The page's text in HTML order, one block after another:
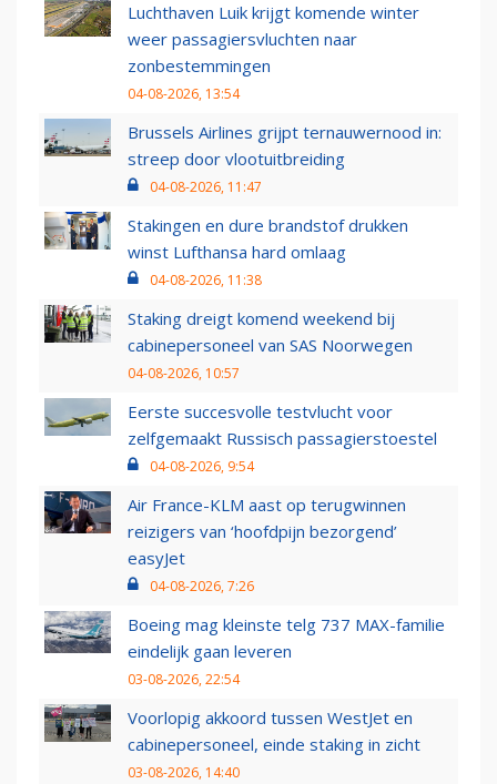
Luchthaven Luik krijgt komende winter
weer passagiersvluchten naar
zonbestemmingen
04-08-2026, 13:54
Brussels Airlines grijpt ternauwernood in:
streep door vlootuitbreiding
04-08-2026, 11:47
Stakingen en dure brandstof drukken
winst Lufthansa hard omlaag
04-08-2026, 11:38
Staking dreigt komend weekend bij
cabinepersoneel van SAS Noorwegen
04-08-2026, 10:57
Eerste succesvolle testvlucht voor
zelfgemaakt Russisch passagierstoestel
04-08-2026, 9:54
Air France-KLM aast op terugwinnen
reizigers van ‘hoofdpijn bezorgend’
easyJet
04-08-2026, 7:26
Boeing mag kleinste telg 737 MAX-familie
eindelijk gaan leveren
03-08-2026, 22:54
Voorlopig akkoord tussen WestJet en
cabinepersoneel, einde staking in zicht
03-08-2026, 14:40